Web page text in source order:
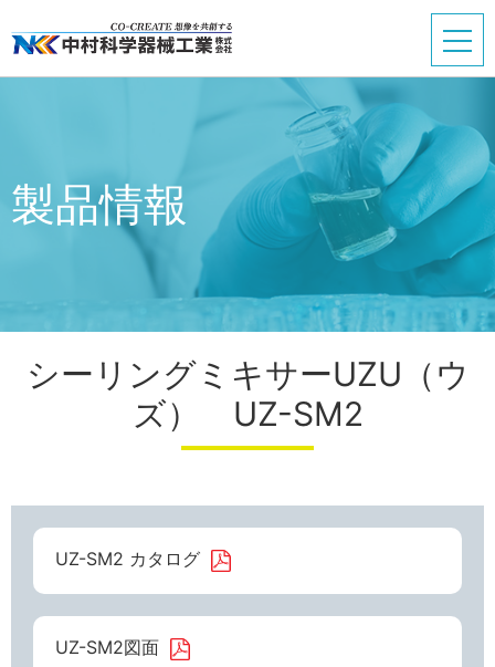
製品情報
シーリングミキサーUZU（ウ
ズ） UZ-SM2
UZ-SM2 カタログ
UZ-SM2図面